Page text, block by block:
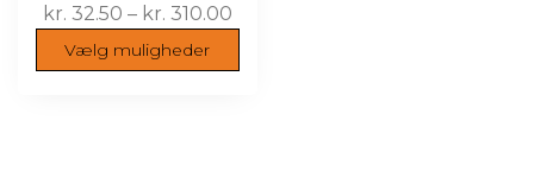
kr. 32.50 – kr. 310.00Prisinterval:
til
Vælg muligheder